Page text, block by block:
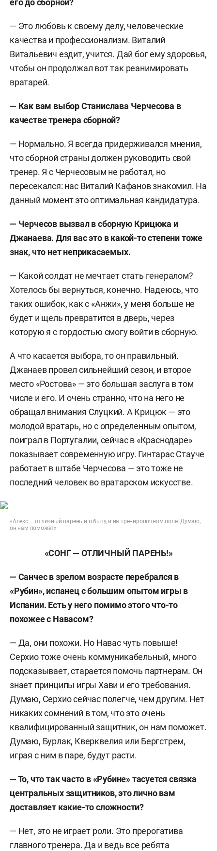
его до сборной?
— Это любовь к своему делу, человеческие
качества и профессионализм. Виталий
Витальевич ездит, учится. Дай бог ему здоровья,
чтобы он продолжал вот так реанимировать
вратарей.
— Как вам выбор Станислава Черчесова в
качестве тренера сборной?
— Нормально. Я всегда придерживался мнения,
что сборной страны должен руководить свой
тренер. Я с Черчесовым не работал, но
пересекался: нас Виталий Кафанов знакомил. На
данный момент это оптимальная кандидатура.
— Черчесов вызвал в сборную Крицюка и
Джанаева. Для вас это в какой-то степени тоже
знак, что нет неприкасаемых.
— Какой солдат не мечтает стать генералом?
Хотелось бы вернуться, конечно. Надеюсь, что
таких ошибок, как с «Анжи», у меня больше не
будет и щель превратится в дверь, через
которую я с гордостью смогу войти в сборную.
А что касается выбора, то он правильный.
Джанаев провел сильнейший сезон, и второе
место «Ростова» — это большая заслуга в том
числе и его. И очень странно, что на него не
обращал внимания Слуцкий. А Крицюк — это
молодой вратарь, но с определенным опытом,
поиграл в Португалии, сейчас в «Краснодаре»
показывает современную игру. Гинтарас Стауче
работает в штабе Черчесова — это тоже не
последний человек во вратарском искусстве.
«Алекс — отличный парень и в быту, и на тренировочном поле. Думаю,
он нам поможет»
«СОНГ — ОТЛИЧНЫЙ ПАРЕНЬ!»
— Санчес в зрелом возрасте перебрался в
«Рубин», испанец с большим опытом игры в
Испании. Есть у него помимо этого что-то
похожее с Навасом?
— Да, они похожи. Но Навас чуть повыше!
Серхио тоже очень коммуникабельный, много
подсказывает, старается помочь партнерам. Он
знает принципы игры Хави и его требования.
Думаю, Серхио сейчас полегче, чем другим. Нет
никаких сомнений в том, что это очень
квалифицированный защитник, он нам поможет.
Думаю, Бурлак, Кверквелия или Бергстрем,
играя с ним в паре, будут расти.
— То, что так часто в «Рубине» тасуется связка
центральных защитников, это лично вам
доставляет какие-то сложности?
— Нет, это не играет роли. Это прерогатива
главного тренера. Да и ведь все ребята